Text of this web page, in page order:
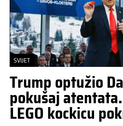
SVIJET
Trump optužio
pokušaj
LEGO kockicu